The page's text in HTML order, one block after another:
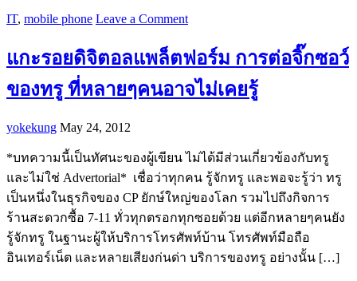
IT, mobile phone Leave a Comment
แกะรอยดิจิตอลแพล็ตฟอร์ม การต่อจิ๊กซอว์
ของทรู ที่หลายๆคนอาจไม่เคยรู้
yokekung May 24, 2012
*บทความนี้เป็นทัศนะของผู้เขียน ไม่ได้มีส่วนเกี่ยวข้องกับทรู
และไม่ใช่ Advertorial* เชื่อว่าทุกคน รู้จักทรู และพอจะรู้ว่า ทรู
เป็นหนึ่งในธุรกิจของ CP ยักษ์ใหญ่ของโลก รวมไปถึงกิจการ
ร้านสะดวกซื้อ 7-11 ทั่วทุกตรอกทุกซอยด้วย แต่อีกหลายๆคนยัง
รู้จักทรู ในฐานะผู้ให้บริการโทรศัพท์บ้าน โทรศัพท์มือถือ
อินเทอร์เน็ต และหลายเสียงก่นด่า บริการของทรู อย่างนั้น […]